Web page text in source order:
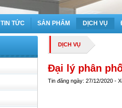
TIN TỨC SẢN PHẨM DỊCH VỤ
DỊCH VỤ
Đại lý phân
Tin đăng ngày: 27/12/2020 -